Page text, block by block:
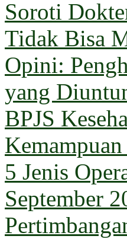
Soroti
Tidak Bisa
Opini:
yang
BPJS
5 Jenis
September